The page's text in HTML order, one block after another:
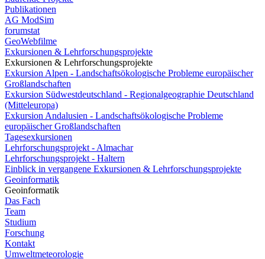
Publikationen
AG ModSim
forumstat
GeoWebfilme
Exkursionen & Lehrforschungsprojekte
Exkursionen & Lehrforschungsprojekte
Exkursion Alpen - Landschaftsökologische Probleme europäischer
Großlandschaften
Exkursion Südwestdeutschland - Regionalgeographie Deutschland
(Mitteleuropa)
Exkursion Andalusien - Landschaftsökologische Probleme
europäischer Großlandschaften
Tagesexkursionen
Lehrforschungsprojekt - Almachar
Lehrforschungsprojekt - Haltern
Einblick in vergangene Exkursionen & Lehrforschungsprojekte
Geoinformatik
Geoinformatik
Das Fach
Team
Studium
Forschung
Kontakt
Umweltmeteorologie